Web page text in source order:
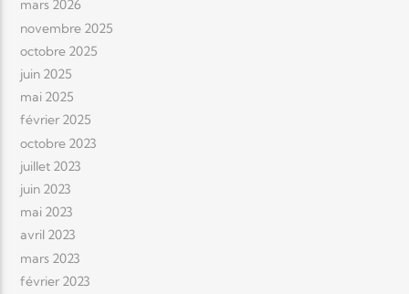
mars 2026
novembre 2025
octobre 2025
juin 2025
mai 2025
février 2025
octobre 2023
juillet 2023
juin 2023
mai 2023
avril 2023
mars 2023
février 2023